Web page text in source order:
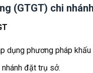
(GTGT) chi
dụng phương pháp khấu
đặt trụ sở.